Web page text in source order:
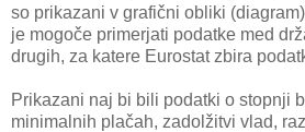
so prikazani v grafični obliki
je mogoče primerjati podatke med
drugih, za katere Eurostat zbira
Prikazani naj bi bili podatki o stopnji
minimalnih plačah, zadolžitvi vlad,